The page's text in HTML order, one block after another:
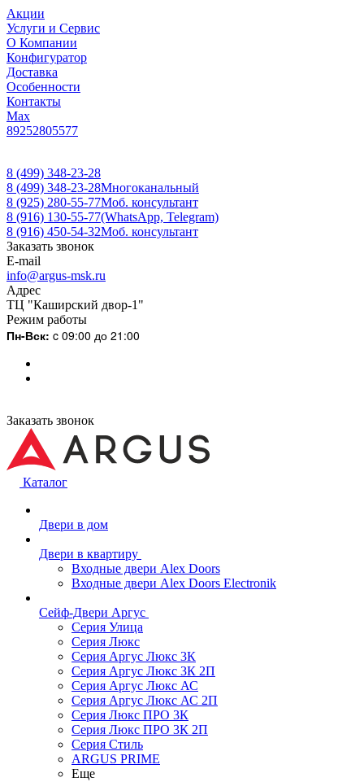
Акции
Услуги и Сервис
О Компании
Конфигуратор
Доставка
Особенности
Контакты
Max
89252805577
8 (499) 348-23-28
8 (499) 348-23-28Многоканальный
8 (925) 280-55-77Моб. консультант
8 (916) 130-55-77(WhatsApp, Telegram)
8 (916) 450-54-32Моб. консультант
Заказать звонок
E-mail
info@argus-msk.ru
Адрес
ТЦ "Каширский двор-1"
Режим работы
Пн-Вск: c 09:00 до 21:00
Заказать звонок
Каталог
Двери в дом
Двери в квартиру
Входные двери Alex Doors
Входные двери Alex Doors Electronik
Сейф-Двери Аргус
Серия Улица
Серия Люкс
Серия Аргус Люкс 3К
Серия Аргус Люкс 3К 2П
Серия Аргус Люкс АС
Серия Аргус Люкс АС 2П
Серия Люкс ПРО 3К
Серия Люкс ПРО 3К 2П
Серия Стиль
ARGUS PRIME
Еще